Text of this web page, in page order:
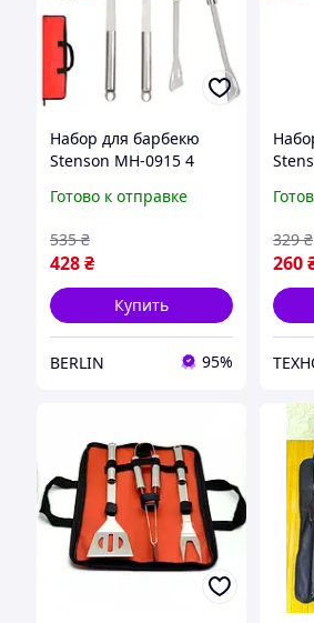
Набор для барбекю
Stenson MH-0915 4
Готово к отправке
428₴
535 ₴
Купить
BERLIN 95%
260
329 ₴